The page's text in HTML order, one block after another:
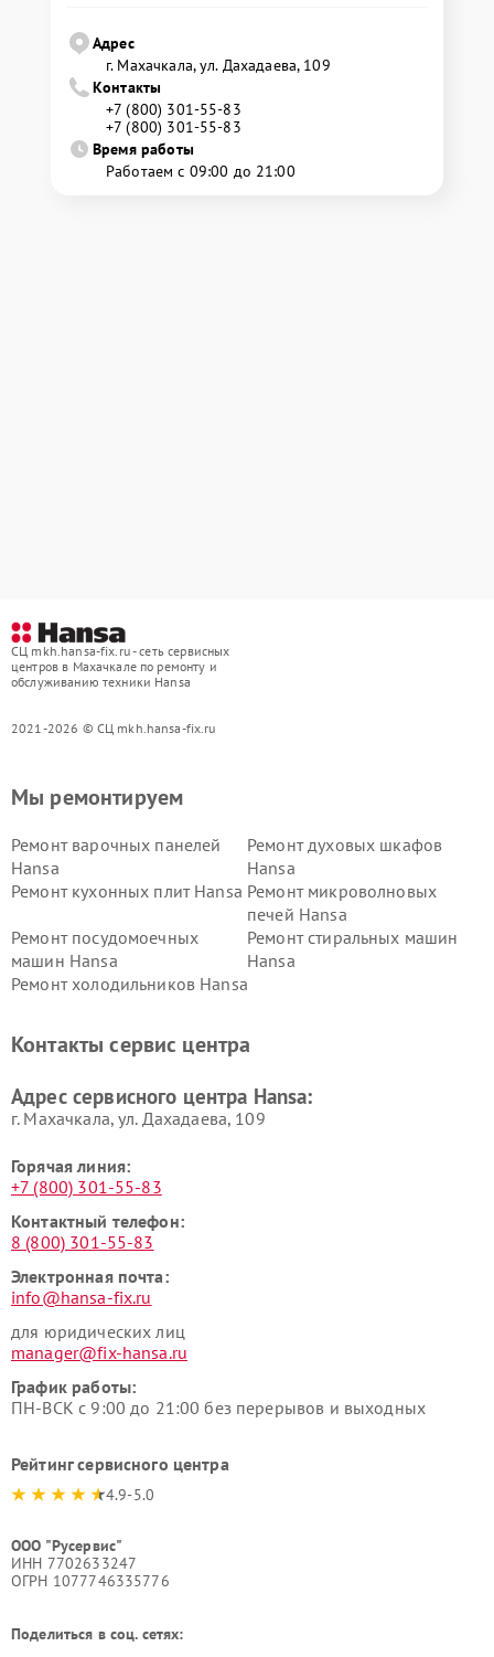
Адрес
г. Махачкала, ул. Дахадаева, 109
Контакты
+7 (800) 301-55-83
+7 (800) 301-55-83
Время работы
Работаем с 09:00 до 21:00
СЦ mkh.hansa-fix.ru - сеть сервисных
центров в Махачкале по ремонту и
обслуживанию техники Hansa
2021-2026 © СЦ mkh.hansa-fix.ru
Мы ремонтируем
Ремонт варочных панелей
Hansa
Ремонт духовых шкафов
Hansa
Ремонт кухонных плит Hansa Ремонт микроволновых
печей Hansa
Ремонт посудомоечных
машин Hansa
Ремонт стиральных машин
Hansa
Ремонт холодильников Hansa
Контакты сервис центра
Адрес сервисного центра Hansa:
г. Махачкала, ул. Дахадаева, 109
Горячая линия:
+7 (800) 301-55-83
Контактный телефон:
8 (800) 301-55-83
Электронная почта:
info@hansa-fix.ru
для юридических лиц
manager@fix-hansa.ru
График работы:
ПН-ВСК с 9:00 до 21:00 без перерывов и выходных
Рейтинг сервисного центра
4.9-5.0
ООО "Русервис"
ИНН 7702633247
ОГРН 1077746335776
Поделиться в соц. сетях: